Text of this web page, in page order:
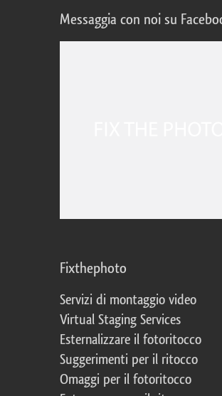
Messaggia con noi su
Fixthephoto
Servizi di montaggio video
Virtual Staging Services
Esternalizzare il fotoritocco
Suggerimenti per il ritocco
Omaggi per il fotoritocco